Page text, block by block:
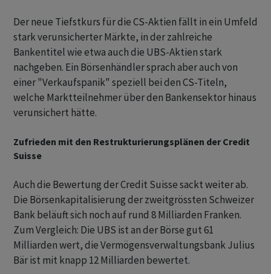
Der neue Tiefstkurs für die CS-Aktien fällt in ein Umfeld
stark verunsicherter Märkte, in der zahlreiche
Bankentitel wie etwa auch die UBS-Aktien stark
nachgeben. Ein Börsenhändler sprach aber auch von
einer "Verkaufspanik" speziell bei den CS-Titeln,
welche Marktteilnehmer über den Bankensektor hinaus
verunsichert hätte.
Zufrieden mit den Restrukturierungsplänen der Credit
Suisse
Auch die Bewertung der Credit Suisse sackt weiter ab.
Die Börsenkapitalisierung der zweitgrössten Schweizer
Bank beläuft sich noch auf rund 8 Milliarden Franken.
Zum Vergleich: Die UBS ist an der Börse gut 61
Milliarden wert, die Vermögensverwaltungsbank Julius
Bär ist mit knapp 12 Milliarden bewertet.